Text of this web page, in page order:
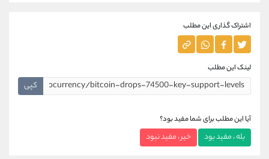
اشتراک گذاری این مطلب
لینک این مطلب
کپی
آیا این مطلب برای شما مفید بود؟
بله ، مفید بود خیر ، مفید نبود